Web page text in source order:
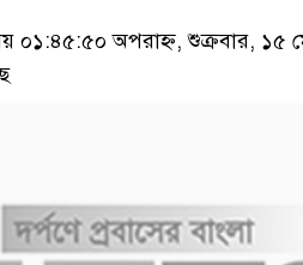
০১:৪৫:৫০ অপরাহ্ন, শুক্রবার, ১৫